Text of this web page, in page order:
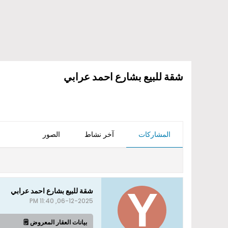
شقة للبيع بشارع احمد عرابي
المشاركات آخر نشاط الصور
شقة للبيع بشارع احمد عرابي
06-12-2025, 11:40 PM
بيانات العقار المعروض 🗒️